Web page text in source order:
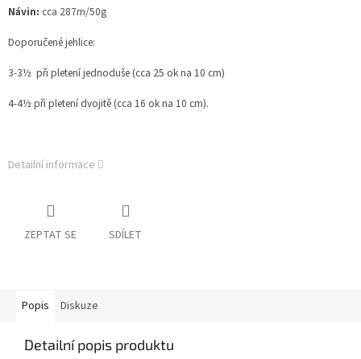
Návin: cca 287m/50g
Doporučené jehlice:
3-3½ při pletení jednoduše (cca 25 ok na 10 cm)
4-4½ při pletení dvojitě (cca 16 ok na 10 cm).
Detailní informace
ZEPTAT SE SDÍLET
Popis Diskuze
Detailní popis produktu